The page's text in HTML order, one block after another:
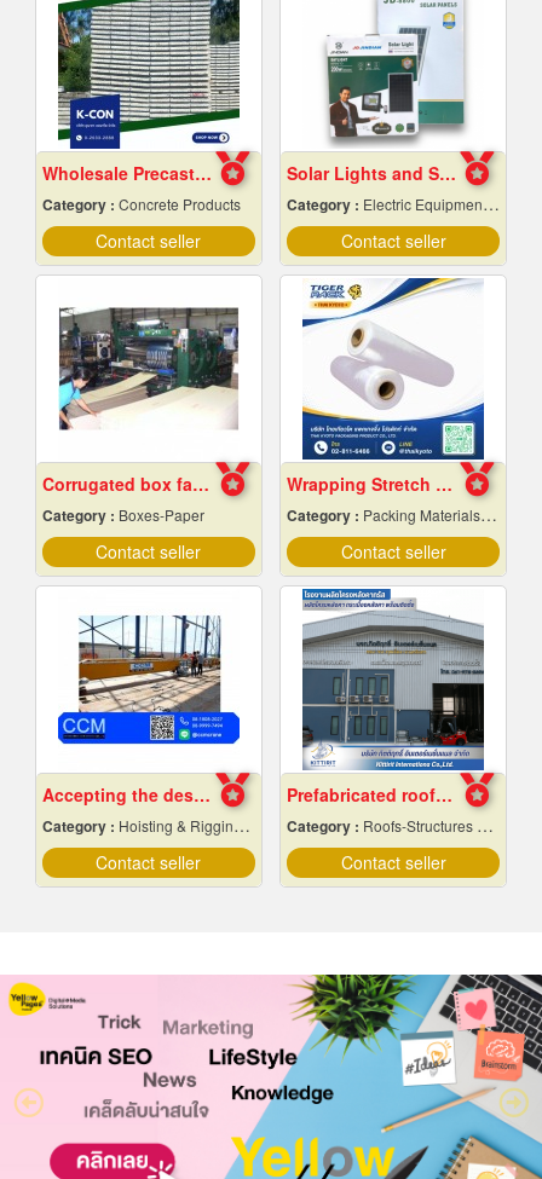
Wholesale Precast Concrete Slabs, Samut Prakan
Category : Concrete Products
Contact seller
Solar Lights and Solar Energy Equipment in Pattaya, Chonburi
Category : Electric Equipment & Supplies-Wholesale & Manufacturers
Contact seller
Corrugated box factory
Category : Boxes-Paper
Contact seller
Wrapping Stretch Film
Category : Packing Materials-Mechanical
Contact seller
Accepting the design of crane factory
Category : Hoisting & Rigging Equipment
Contact seller
Prefabricated roof structure manufacturing plant
Category : Roofs-Structures & Trusses
Contact seller